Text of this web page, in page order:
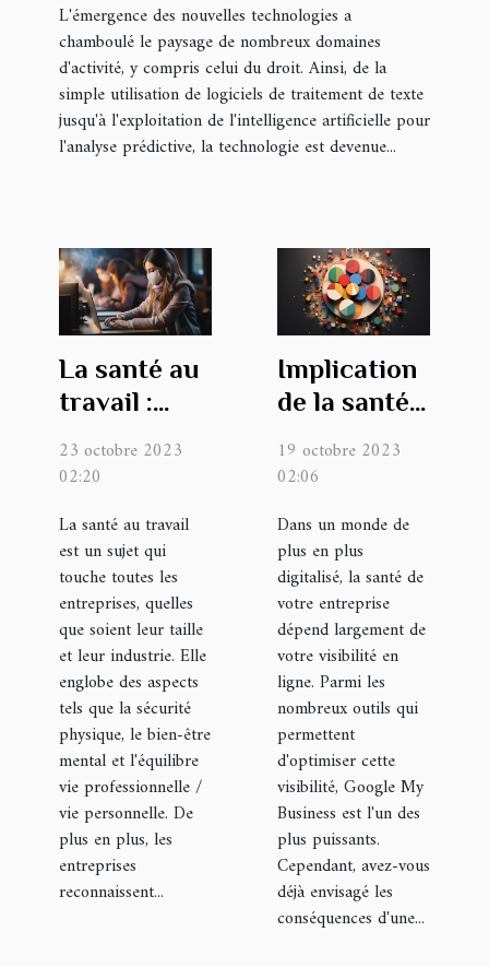
L'émergence des nouvelles technologies a
chamboulé le paysage de nombreux domaines
d'activité, y compris celui du droit. Ainsi, de la
simple utilisation de logiciels de traitement de texte
jusqu'à l'exploitation de l'intelligence artificielle pour
l'analyse prédictive, la technologie est devenue...
La santé au
travail :
et enjeux
entreprises
23 octobre 2023
02:20
La santé au travail
est un sujet qui
touche toutes les
entreprises, quelles
que soient leur taille
et leur industrie. Elle
englobe des aspects
tels que la sécurité
physique, le bien-être
mental et l'équilibre
vie professionnelle /
vie personnelle. De
plus en plus, les
entreprises
reconnaissent...
Implication
de la santé
entreprise
suspension
de votre
fiche
Google My
Business
19 octobre 2023
02:06
Dans un monde de
plus en plus
digitalisé, la santé de
votre entreprise
dépend largement de
votre visibilité en
ligne. Parmi les
nombreux outils qui
permettent
d'optimiser cette
visibilité, Google My
Business est l'un des
plus puissants.
Cependant, avez-vous
déjà envisagé les
conséquences d'une...